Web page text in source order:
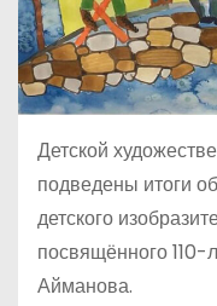
Детской
подведены итоги
детского
посвящённого
Айманова.